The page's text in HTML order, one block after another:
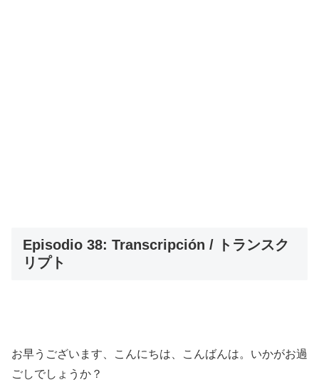
Episodio 38: Transcripción / トランスク
リプト
お早うございます、こんにちは、こんばんは。いかがお過
ごしでしょうか？